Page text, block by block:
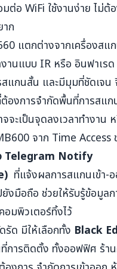
ต่อ WiFi ใช้งานง่าย ไม่ต้
าก
แตกต่างจากเครื่องสแ
งานแบบ IR หรือ อินฟาเร
สแกนสั้น และมีมุมที่ชัดเจน
องการจำกัดพื้นที่การสแ
จะเป็นจุดลงเวลาทำงาน
จาก Time Access
Telegram Notify
ที่แจ้งผลการสแกนเข้า-
งมือถือ ช่วยให้รับรู้ข้อมูล
อมพิวเตอร์ทิ้งไว้
รัด มีให้เลือกทั้ง Black
การติดตั้ง ทั้งออฟฟิศ ร้า